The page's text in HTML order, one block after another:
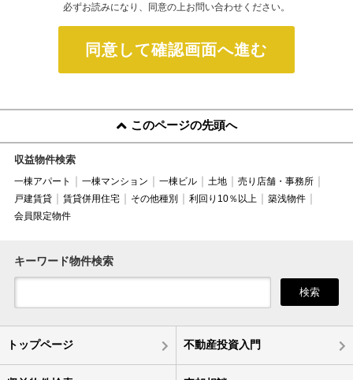
必ずお読みになり、同意の上お問い合わせください。
同意して確認画面へ進む
このページの先頭へ
収益物件検索
一棟アパート 一棟マンション 一棟ビル 土地
売り店舗・事務所
戸建賃貸
賃貸併用住宅 その他種別 利回り10％以上
築浅物件
会員限定物件
キーワード物件検索
検索
トップページ 不動産投資入門